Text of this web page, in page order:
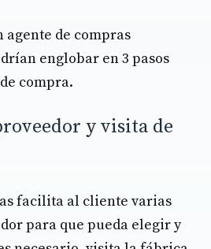
agente de compras
englobar en 3 pasos
compra.
y visita de
facilita al cliente varias
para que pueda elegir y